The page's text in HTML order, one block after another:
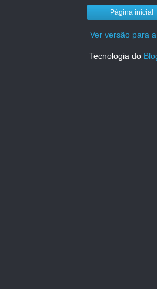
Página inicial
Ver versão para
Tecnologia do